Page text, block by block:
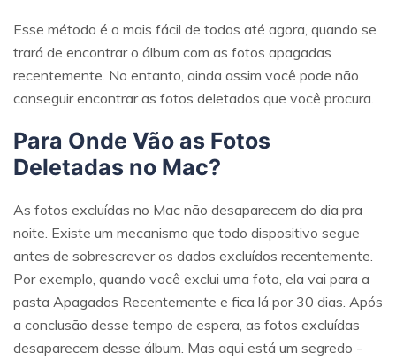
Reparo de fotos com IA
Repare suas fotos, melhore a qualidade e restaure
IA.
Vamos lá
Teste Online
Esse método é o mais fácil de todos até agora, quando se
trará de encontrar o álbum com as fotos apagadas
recentemente. No entanto, ainda assim você pode não
conseguir encontrar as fotos deletados que você procura.
Para Onde Vão as Fotos
Deletadas no Mac?
As fotos excluídas no Mac não desaparecem do dia pra
noite. Existe um mecanismo que todo dispositivo segue
antes de sobrescrever os dados excluídos recentemente.
Por exemplo, quando você exclui uma foto, ela vai para a
pasta Apagados Recentemente e fica lá por 30 dias. Após
a conclusão desse tempo de espera, as fotos excluídas
desaparecem desse álbum. Mas aqui está um segredo -